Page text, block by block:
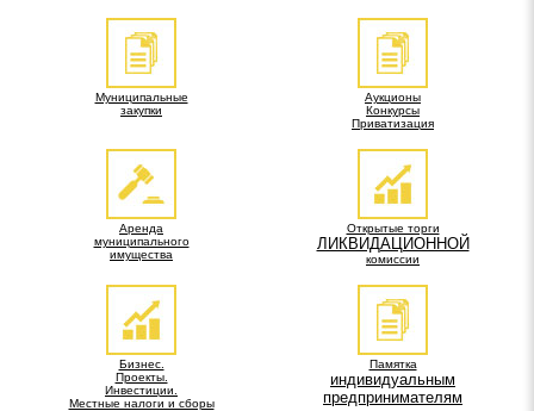
Муниципальные
закупки
Аукционы
Конкурсы
Приватизация
Аренда
муниципального
имущества
Открытые торги
ЛИКВИДАЦИОННОЙ
комиссии
Бизнес.
Проекты.
Инвестиции.
Местные налоги и сборы
Памятка
индивидуальным
предпринимателям